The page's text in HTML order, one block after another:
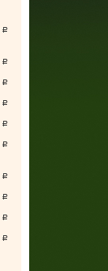
руб.
руб.
руб.
руб.
руб.
руб.
руб.
руб.
руб.
руб.